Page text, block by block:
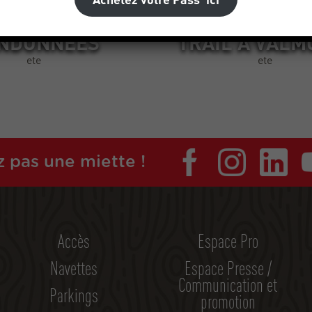
ete ete
TRAIL À
pas une miette !
Accès
Navettes
Parkings
Espace Pro
Espace Presse /
Communication et
promotion